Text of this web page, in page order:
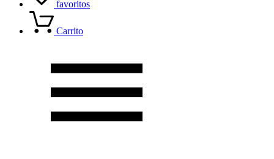
favoritos
Carrito